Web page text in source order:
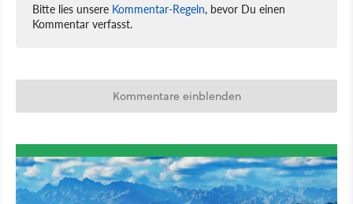
Bitte lies unsere Kommentar-Regeln, bevor Du einen
Kommentar verfasst.
Kommentare einblenden